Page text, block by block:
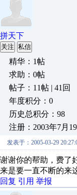
拼天下
关注 私信
精华：1帖
求助：0帖
帖子：11帖 | 41回
年度积分：0
历史总积分：98
注册：2003年7月19
发表于：2005-03-29
谢谢你的帮助，费了
来是要一直不断的来
回复 引用 举报